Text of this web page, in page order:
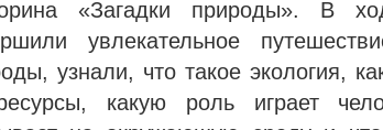
«Загадки природы». В
увлекательное
узнали, что такое экология,
какую роль играет